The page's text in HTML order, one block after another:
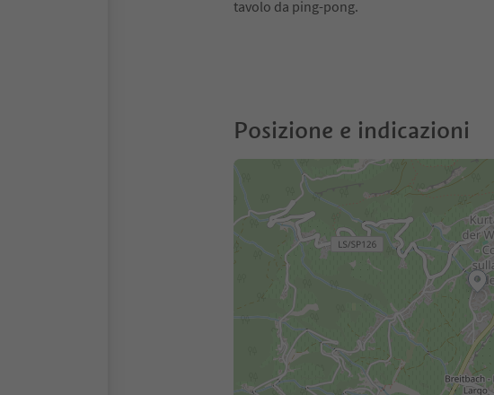
tavolo da ping-pong.
Posizione e indicazioni